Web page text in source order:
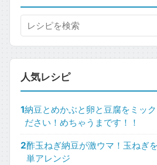
人気レシピ
1納豆とめかぶと卵と豆腐をミッ
ださい！めちゃうまです！！
2酢玉ねぎ納豆が激ウマ！玉ねぎ
単アレンジ